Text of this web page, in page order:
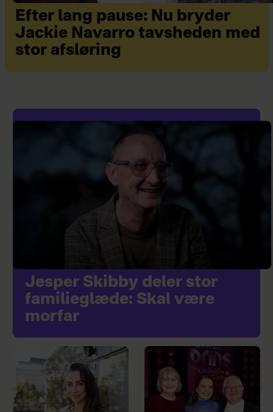
Efter lang pause: Nu bryder
Jackie Navarro tavsheden med
stor afsløring
Jesper Skibby deler stor
familieglæde: Skal være
morfar